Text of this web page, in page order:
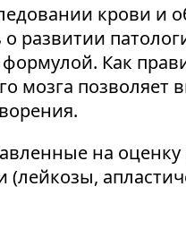
крови и
развитии
Как
мозга позволяет
на оценку